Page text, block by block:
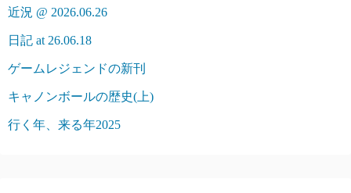
近況 @ 2026.06.26
日記 at 26.06.18
ゲームレジェンドの新刊
キャノンボールの歴史(上)
行く年、来る年2025